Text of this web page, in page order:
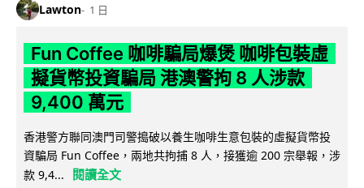
Lawton 1 日
Fun Coffee 咖啡騙局爆煲 咖啡包裝虛
擬貨幣投資騙局 港澳警拘 8 人涉款
9,400 萬元
香港警方聯同澳門司警搗破以養生咖啡生意包裝的虛擬貨幣投
資騙局 Fun Coffee，兩地共拘捕 8 人，接獲逾 200 宗舉報，涉
款 9,4...
閱讀全文